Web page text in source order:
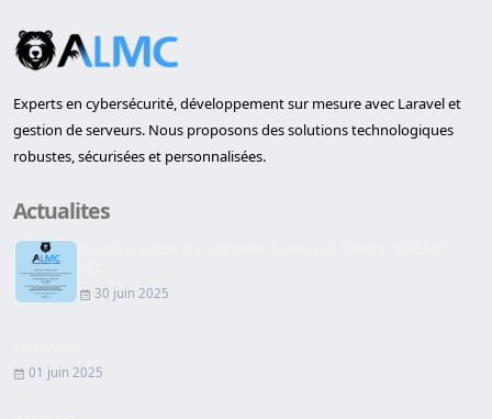
Experts en cybersécurité, développement sur mesure avec Laravel et
gestion de serveurs. Nous proposons des solutions technologiques
robustes, sécurisées et personnalisées.
Actualites
30 juin 2025
01 juin 2025